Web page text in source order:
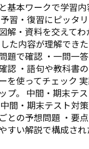
基本ワークで学習
習・復習にピッタ
解・資料を交えてわ
た内容が理解でき
題で確認 ・一問一
認 ・語句や教科書
を使ってチェック
プ。 中間・期末テ
間・期末テスト対
との予想問題 ・要
すい解説で構成さ